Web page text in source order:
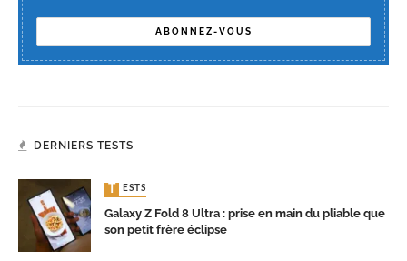
DERNIERS TESTS
TESTS
Galaxy Z Fold 8 Ultra : prise en main du pliable que
son petit frère éclipse